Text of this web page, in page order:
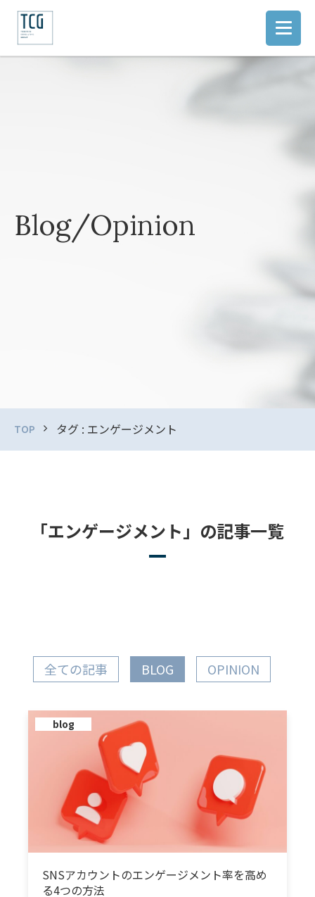
Blog/Opinion
TOP タグ : エンゲージメント
「エンゲージメント」の記事一覧
全ての記事 BLOG OPINION
blog
SNSアカウントのエンゲージメント率を高め
る4つの方法